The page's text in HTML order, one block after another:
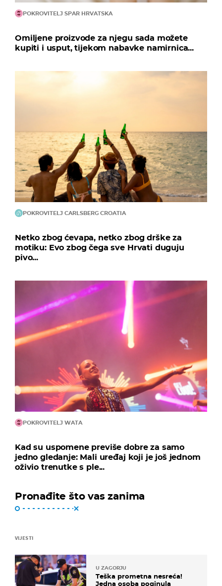
POKROVITELJ SPAR HRVATSKA
Omiljene proizvode za njegu sada možete
kupiti i usput, tijekom nabavke namirnica...
POKROVITELJ CARLSBERG CROATIA
Netko zbog ćevapa, netko zbog drške za
motiku: Evo zbog čega sve Hrvati duguju
pivo...
POKROVITELJ WATA
Kad su uspomene previše dobre za samo
jedno gledanje: Mali uređaj koji je još jednom
oživio trenutke s ple...
Pronađite što vas zanima
VIJESTI
U ZAGORJU
Teška prometna nesreća!
Jedna osoba poginula